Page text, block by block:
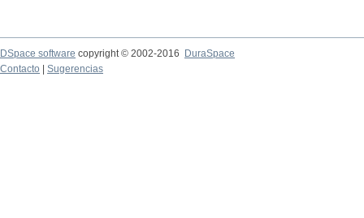
DSpace software copyright © 2002-2016
DuraSpace
Contacto
Sugerencias